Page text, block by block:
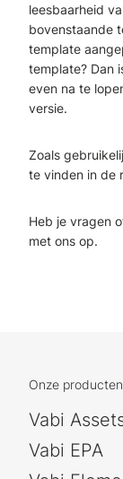
leesbaarheid
bovenstaande
template
template? Dan
even na te
versie.
Zoals
te vinden in de
Heb je vragen
met ons op.
Onze producten
Vabi
Vabi EPA